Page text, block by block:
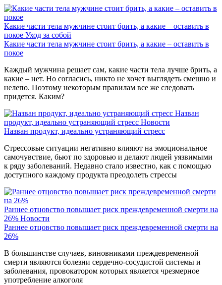
Какие части тела мужчине стоит брить, а какие – оставить в
покое Уход за собой
Какие части тела мужчине стоит брить, а какие – оставить в
покое
Каждый мужчина решает сам, какие части тела лучше брить, а
какие – нет. Но согласись, никто не хочет выглядеть смешно и
нелепо. Поэтому некоторым правилам все же следовать
придется. Каким?
Назван
продукт, идеально устраняющий стресс Новости
Назван продукт, идеально устраняющий стресс
Стрессовые ситуации негативно влияют на эмоциональное
самочувствие, бьют по здоровью и делают людей уязвимыми
к ряду заболеваний. Недавно стало известно, как с помощью
доступного каждому продукта преодолеть стрессы
Раннее отцовство повышает риск преждевременной смерти на
26% Новости
Раннее отцовство повышает риск преждевременной смерти на
26%
В большинстве случаев, виновниками преждевременной
смерти являются болезни сердечно-сосудистой системы и
заболевания, провокатором которых является чрезмерное
употребление алкоголя